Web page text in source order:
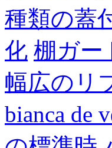
種類の蓋
化 棚ガー
幅広のリ
bianca de